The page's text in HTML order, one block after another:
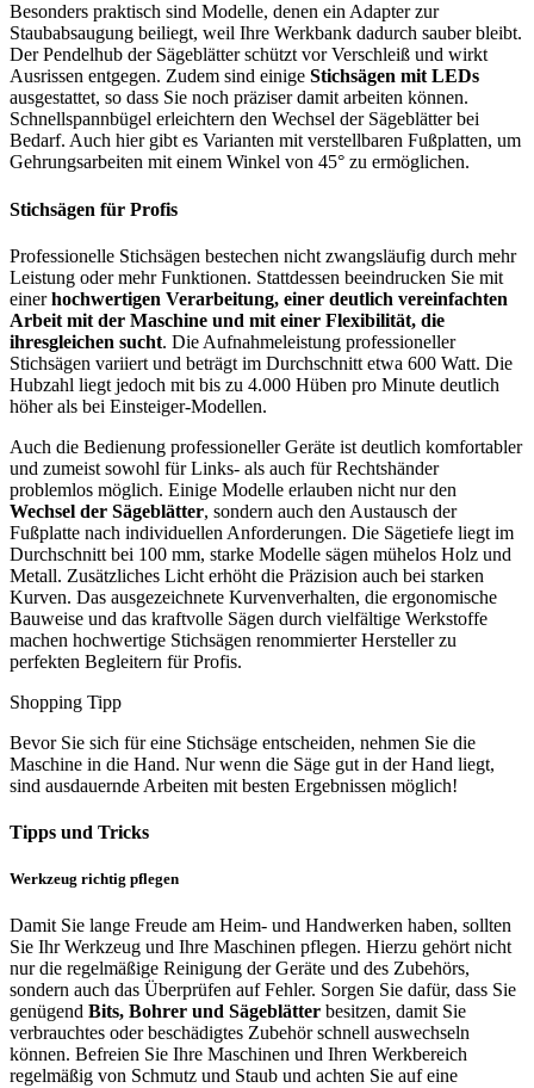
Besonders praktisch sind Modelle, denen ein Adapter zur
Staubabsaugung beiliegt, weil Ihre Werkbank dadurch sauber bleibt.
Der Pendelhub der Sägeblätter schützt vor Verschleiß und wirkt
Ausrissen entgegen. Zudem sind einige Stichsägen mit LEDs
ausgestattet, so dass Sie noch präziser damit arbeiten können.
Schnellspannbügel erleichtern den Wechsel der Sägeblätter bei
Bedarf. Auch hier gibt es Varianten mit verstellbaren Fußplatten, um
Gehrungsarbeiten mit einem Winkel von 45° zu ermöglichen.
Stichsägen für Profis
Professionelle Stichsägen bestechen nicht zwangsläufig durch mehr
Leistung oder mehr Funktionen. Stattdessen beeindrucken Sie mit
einerhochwertigen Verarbeitung, einer deutlich vereinfachten
Arbeit mit der Maschine und mit einer Flexibilität, die
ihresgleichen sucht. Die Aufnahmeleistung professioneller
Stichsägen variiert und beträgt im Durchschnitt etwa 600 Watt. Die
Hubzahl liegt jedoch mit bis zu 4.000 Hüben pro Minute deutlich
höher als bei Einsteiger-Modellen.
Auch die Bedienung professioneller Geräte ist deutlich komfortabler
und zumeist sowohl für Links- als auch für Rechtshänder
problemlos möglich. Einige Modelle erlauben nicht nur den
Wechsel der Sägeblätter, sondern auch den Austausch der
Fußplatte nach individuellen Anforderungen. Die Sägetiefe liegt im
Durchschnitt bei 100 mm, starke Modelle sägen mühelos Holz und
Metall. Zusätzliches Licht erhöht die Präzision auch bei starken
Kurven. Das ausgezeichnete Kurvenverhalten, die ergonomische
Bauweise und das kraftvolle Sägen durch vielfältige Werkstoffe
machen hochwertige Stichsägen renommierter Hersteller zu
perfekten Begleitern für Profis.
Shopping Tipp
Bevor Sie sich für eine Stichsäge entscheiden, nehmen Sie die
Maschine in die Hand. Nur wenn die Säge gut in der Hand liegt,
sind ausdauernde Arbeiten mit besten Ergebnissen möglich!
Tipps und Tricks
Werkzeug richtig pflegen
Damit Sie lange Freude am Heim- und Handwerken haben, sollten
Sie Ihr Werkzeug und Ihre Maschinen pflegen. Hierzu gehört nicht
nur die regelmäßige Reinigung der Geräte und des Zubehörs,
sondern auch das Überprüfen auf Fehler. Sorgen Sie dafür, dass Sie
genügend Bits, Bohrer und Sägeblätter besitzen, damit Sie
verbrauchtes oder beschädigtes Zubehör schnell auswechseln
können. Befreien Sie Ihre Maschinen und Ihren Werkbereich
regelmäßig von Schmutz und Staub und achten Sie auf eine